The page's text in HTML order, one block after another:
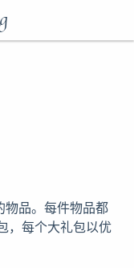
物品。每件物品都
，每个大礼包以优